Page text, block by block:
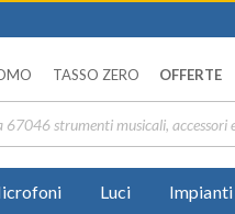
TASSO ZERO OFFERTE
Luci Impianti